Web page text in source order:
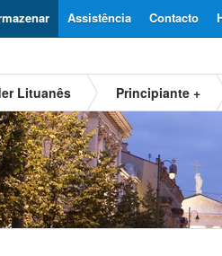
Contacto
Assistência
Lituanês Principiante +